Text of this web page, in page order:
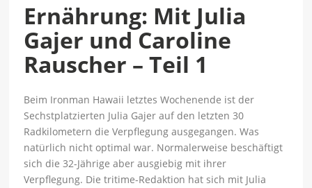
Ernährung: Mit Julia
Gajer und Caroline
Rauscher – Teil 1
Beim Ironman Hawaii letztes Wochenende ist der
Sechstplatzierten Julia Gajer auf den letzten 30
Radkilometern die Verpflegung ausgegangen. Was
natürlich nicht optimal war. Normalerweise beschäftigt
sich die 32-Jährige aber ausgiebig mit ihrer
Verpflegung. Die tritime-Redaktion hat sich mit Julia